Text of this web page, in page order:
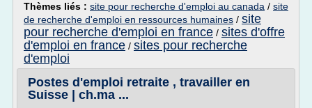
Thèmes liés : site pour recherche d'emploi au canada / site
de recherche d'emploi en ressources humaines / site
pour recherche d'emploi en france / sites d'offre
d'emploi en france / sites pour recherche
d'emploi
Postes d'emploi retraite , travailler en
Suisse | ch.ma ...